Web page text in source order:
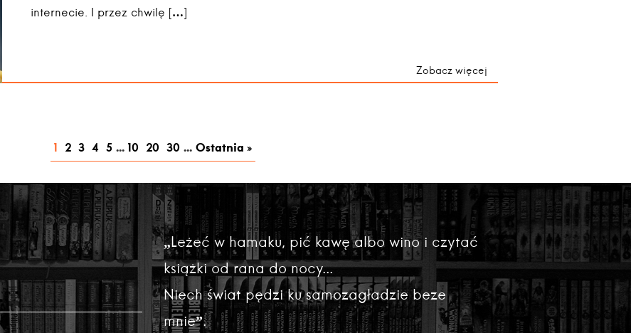
internecie. I przez chwilę […]
Zobacz więcej
1 2 3 4 5 ... 10 20 30 ... Ostatnia »
„Leżeć w hamaku, pić kawę albo wino i czytać
książki od rana do nocy...
Niech świat pędzi ku samozagładzie beze
mnie”.